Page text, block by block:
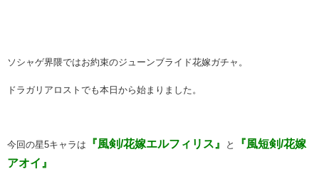
ソシャゲ界隈ではお約束のジューンブライド花嫁ガチャ。
ドラガリアロストでも本日から始まりました。
今回の星5キャラは 『風剣/花嫁エルフィリス』 と
『風短剣/花嫁
アオイ』